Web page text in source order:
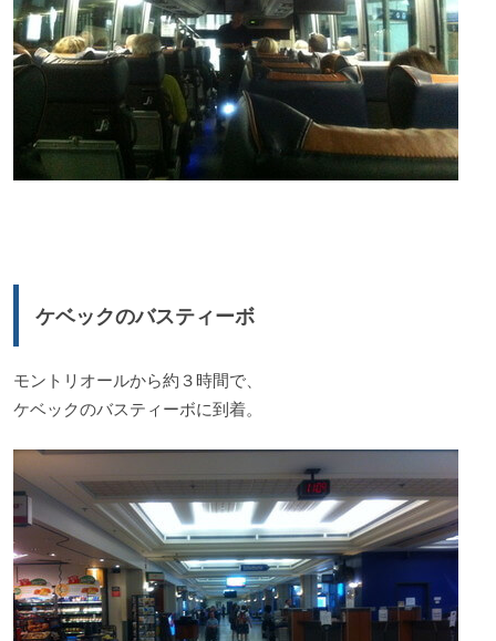
ケベックのバスティーボ
モントリオールから約３時間で、
ケベックのバスティーボに到着。